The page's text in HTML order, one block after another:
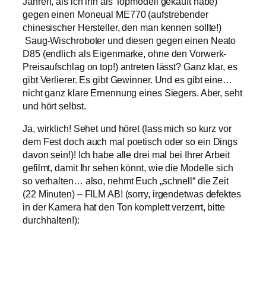
gegen einen Moneual ME770 (aufstrebender
chinesischer Hersteller, den man kennen sollte!)
Saug-Wischroboter und diesen gegen einen Neato
D85 (endlich als Eigenmarke, ohne den Vorwerk-
Preisaufschlag on top!) antreten lässt? Ganz klar, es
gibt Verlierer. Es gibt Gewinner. Und es gibt eine…
nicht ganz klare Ernennung eines Siegers. Aber, seht
und hört selbst.
Ja, wirklich! Sehet und höret (lass mich so kurz vor
dem Fest doch auch mal poetisch oder so ein Dings
davon sein!)! Ich habe alle drei mal bei Ihrer Arbeit
gefilmt, damit Ihr sehen könnt, wie die Modelle sich
so verhalten… also, nehmt Euch „schnell“ die Zeit
(22 Minuten) – FILM AB! (sorry, irgendetwas defektes
in der Kamera hat den Ton komplett verzerrt, bitte
durchhalten!):